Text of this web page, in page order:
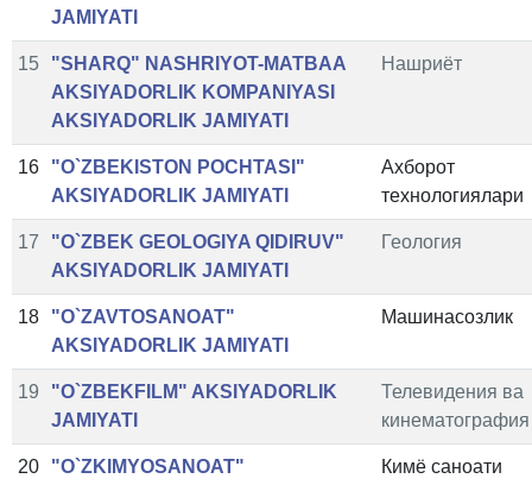
JAMIYATI
15
"SHARQ" NASHRIYOT-MATBAA
AKSIYADORLIK KOMPANIYASI
AKSIYADORLIK JAMIYATI
Нашриёт
16
"O`ZBEKISTON POCHTASI"
AKSIYADORLIK JAMIYATI
Ахборот
технологиялари
17
"O`ZBEK GEOLOGIYA QIDIRUV"
AKSIYADORLIK JAMIYATI
Геология
18
"O`ZAVTOSANOAT"
AKSIYADORLIK JAMIYATI
Машинасозлик
19
"O`ZBEKFILM" AKSIYADORLIK
JAMIYATI
Телевидения ва
кинематография
20
"O`ZKIMYOSANOAT"
Кимё саноати